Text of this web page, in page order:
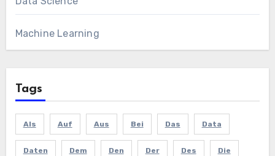
Machine Learning
Tags
Als Auf Aus Bei Das Data
Daten Dem Den Der Des Die